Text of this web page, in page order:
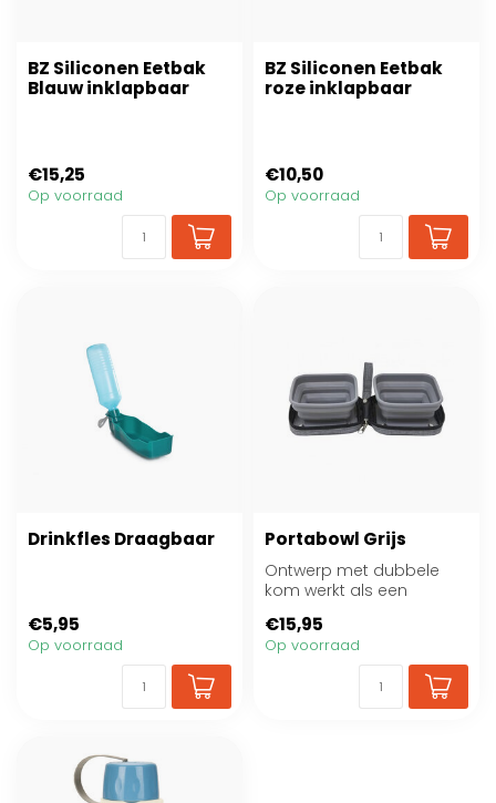
BZ Siliconen Eetbak
Blauw inklapbaar
€15,25
Op voorraad
BZ Siliconen Eetbak
roze inklapbaar
€10,50
Op voorraad
Drinkfles Draagbaar
€5,95
Op voorraad
Portabowl Grijs
Ontwerp met dubbele
kom werkt als een
met voedsel en wate...
€15,95
Op voorraad